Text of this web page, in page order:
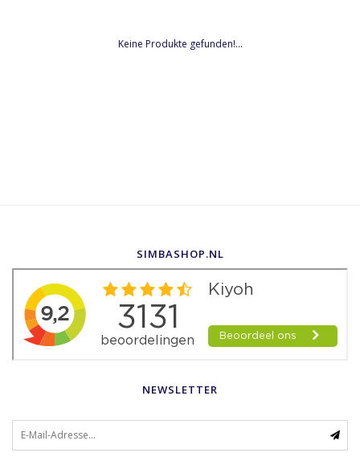
Keine Produkte gefunden!...
SIMBASHOP.NL
NEWSLETTER